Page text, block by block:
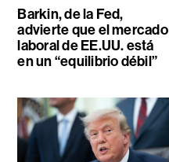
Barkin, de la Fed,
advierte que el mercado
laboral de EE.UU. está
en un “equilibrio débil”